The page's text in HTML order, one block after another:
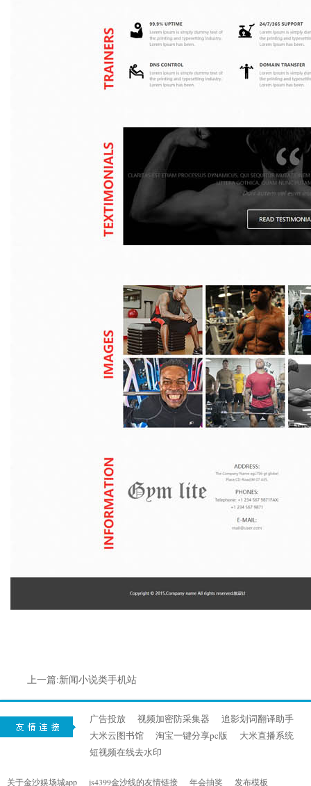
上一篇:新闻小说类手机站
广告投放 视频加密防采集器
追影划词翻译助手
大米云图书馆
淘宝一键分享pc版
大米直播系统
短视频在线去水印
关于金沙娱场城app js4399金沙线的友情链接 年会抽奖 发布模板